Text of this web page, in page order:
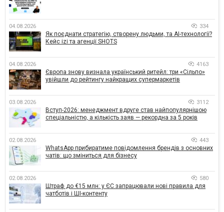
04.08.2026 334
Як поєднати стратегію, створену людьми, та AI-технології?
Кейс izi та агенції SHOTS
04.08.2026 4163
Європа знову визнала український ритейл: три «Сільпо»
увійшли до рейтингу найкращих супермаркетів
03.08.2026 3112
Вступ-2026: менеджмент вдруге став найпопулярнішою
спеціальністю, а кількість заяв — рекордна за 5 років
02.08.2026 443
WhatsApp прибиратиме повідомлення брендів з основних
чатів: що зміниться для бізнесу
02.08.2026 580
Штраф до €15 млн: у ЄС запрацювали нові правила для
чатботів і ШІ-контенту